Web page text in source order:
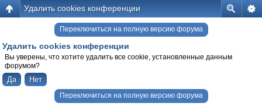
Удалить cookies конференции
Переключиться на полную версию форума
Удалить cookies конференции
Вы уверены, что хотите удалить все cookie, установленные данным
форумом?
Переключиться на полную версию форума